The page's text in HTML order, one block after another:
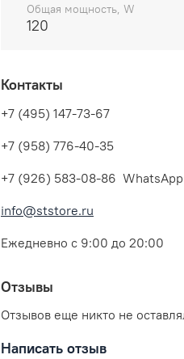
Общая мощность, W
120
Контакты
+7 (495) 147-73-67
+7 (958) 776-40-35
+7 (926) 583-08-86 WhatsApp
info@ststore.ru
Ежедневно с 9:00 до 20:00
Отзывы
Отзывов еще никто не
Написать отзыв